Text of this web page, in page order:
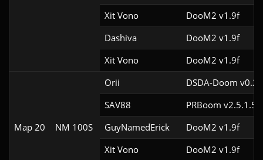
Xit Vono
DooM2 v1.9f
Dashiva
DooM2 v1.9f
Xit Vono
DooM2 v1.9f
Map 20 NM 100S
Orii
DSDA-Doom
SAV88
PRBoom
GuyNamedErick
DooM2 v1.9f
Xit Vono
DooM2 v1.9f